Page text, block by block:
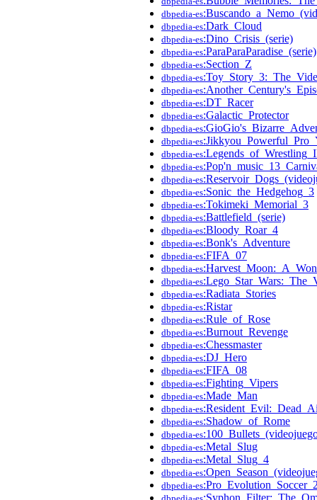
dbpedia-es
dbpedia-es:Dark_Cloud
dbpedia-es:Dino_Crisis_(serie)
dbpedia-es:ParaParaParadise_(serie)
dbpedia-es:Section_Z
dbpedia-es
dbpedia-es
dbpedia-es:DT_Racer
dbpedia-es:Galactic_Protector
dbpedia-es
dbpedia-es
dbpedia-es
dbpedia-es
dbpedia-es
dbpedia-es:Sonic_the_Hedgehog_3
dbpedia-es:Tokimeki_Memorial_3
dbpedia-es:Battlefield_(serie)
dbpedia-es:Bloody_Roar_4
dbpedia-es:Bonk's_Adventure
dbpedia-es:FIFA_07
dbpedia-es
dbpedia-es
dbpedia-es:Radiata_Stories
dbpedia-es:Ristar
dbpedia-es:Rule_of_Rose
dbpedia-es:Burnout_Revenge
dbpedia-es:Chessmaster
dbpedia-es:DJ_Hero
dbpedia-es:FIFA_08
dbpedia-es:Fighting_Vipers
dbpedia-es:Made_Man
dbpedia-es
dbpedia-es:Shadow_of_Rome
dbpedia-es
dbpedia-es:Metal_Slug
dbpedia-es:Metal_Slug_4
dbpedia-es
dbpedia-es